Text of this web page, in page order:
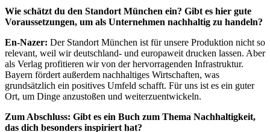
Wie schätzt du den Standort München ein? Gibt es hier gute
Voraussetzungen, um als Unternehmen nachhaltig zu handeln?
En-Nazer: Der Standort München ist für unsere Produktion nicht so
relevant, weil wir deutschland- und europaweit drucken lassen. Aber
als Verlag profitieren wir von der hervorragenden Infrastruktur.
Bayern fördert außerdem nachhaltiges Wirtschaften, was
grundsätzlich ein positives Umfeld schafft. Für uns ist es ein guter
Ort, um Dinge anzustoßen und weiterzuentwickeln.
Zum Abschluss: Gibt es ein Buch zum Thema Nachhaltigkeit,
das dich besonders inspiriert hat?